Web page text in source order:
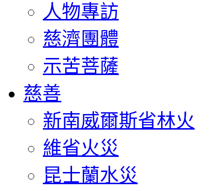
人物專訪
慈濟團體
示苦菩薩
慈善
新南威爾斯省林火
維省火災
昆士蘭水災